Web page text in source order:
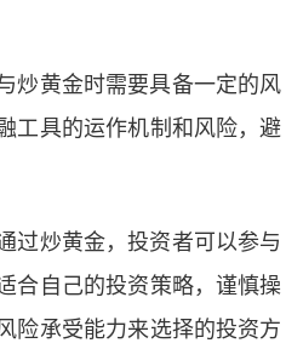
炒黄金时需要具备一定的风
工具的运作机制和风险，避
过炒黄金，投资者可以参与
合自己的投资策略，谨慎操
险承受能力来选择的投资方